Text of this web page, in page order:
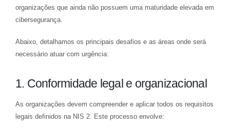
organizações que ainda não possuem uma maturidade elevada em
cibersegurança.
Abaixo, detalhamos os principais desafios e as áreas onde será
necessário atuar com urgência:
1. Conformidade legal e organizacional
As organizações devem compreender e aplicar todos os requisitos
legais definidos na NIS 2. Este processo envolve: